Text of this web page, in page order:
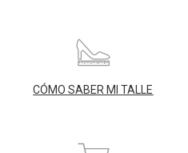
CÓMO SABER MI TALLE